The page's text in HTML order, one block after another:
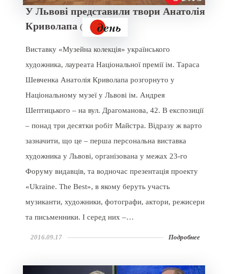
У Львові представили твори Анатолія
Криволапа (
Виставку «Музейна колекція» українського
художника, лауреата Національної премії ім. Тараса
Шевченка Анатолія Криволапа розгорнуто у
Національному музеї у Львові ім. Андрея
Шептицького – на вул. Драгоманова, 42. В експозиції
– понад три десятки робіт Майстра. Відразу ж варто
зазначити, що це – перша персональна виставка
художника у Львові, організована у межах 23-го
Форуму видавців, та водночас презентація проекту
«Ukraine. The Best», в якому беруть участь
музиканти, художники, фотографи, актори, режисери
та письменники. І серед них –…
2016.09.17 Подробнее